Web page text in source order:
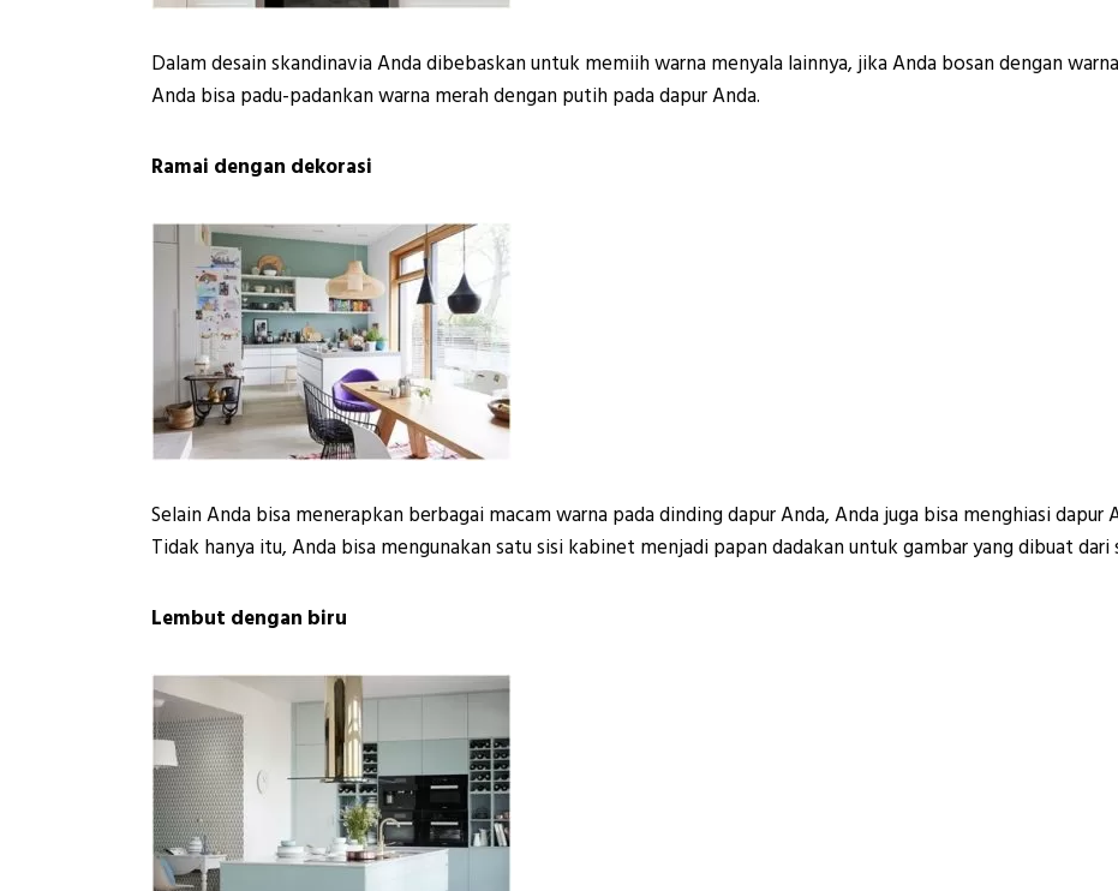
Dalam desain skandinavia Anda dibebaskan untuk memiih warna menyala lainnya, jika Anda bosan dengan
Anda bisa padu-padankan warna merah dengan putih pada dapur Anda.
Ramai dengan dekorasi
Selain Anda bisa menerapkan berbagai macam warna pada dinding dapur Anda, Anda juga bisa menghiasi dapur
Tidak hanya itu, Anda bisa mengunakan satu sisi kabinet menjadi papan dadakan untuk gambar yang dibuat dari
Lembut dengan biru